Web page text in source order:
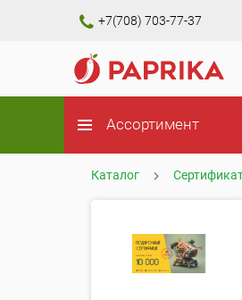
+7(708) 703-77-37
Ассортимент
Каталог